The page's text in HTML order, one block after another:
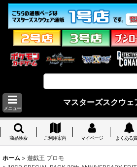
メニュー
マスターズスクウェ
商品検索 ご利用案内 マイページ よくある
ホーム > 遊戯王 プロモ